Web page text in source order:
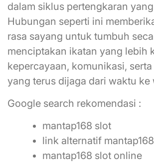
dalam siklus pertengkaran
Hubungan seperti ini
rasa sayang untuk tumbuh
menciptakan ikatan yang lebih
kepercayaan, komunikasi,
yang terus dijaga dari waktu ke
Google search rekomendasi :
mantap168 slot
link alternatif mantap168
mantap168 slot online